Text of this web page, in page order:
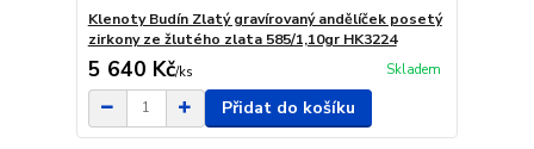
Klenoty Budín Zlatý gravírovaný andělíček posetý
zirkony ze žlutého zlata 585/1,10gr HK3224
5 640 Kč/ks Skladem
Přidat do košíku